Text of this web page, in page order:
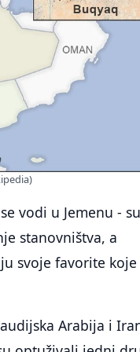
vodi u Jemenu -
stanovništva, a
svoje favorite koje
Arabija i